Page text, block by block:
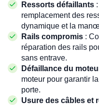
Ressorts défaillants
remplacement des
dynamique et la
Rails compromis :
réparation des rails
sans entrave.
Défaillance du
moteur pour garantir
porte.
Usure des câbles et